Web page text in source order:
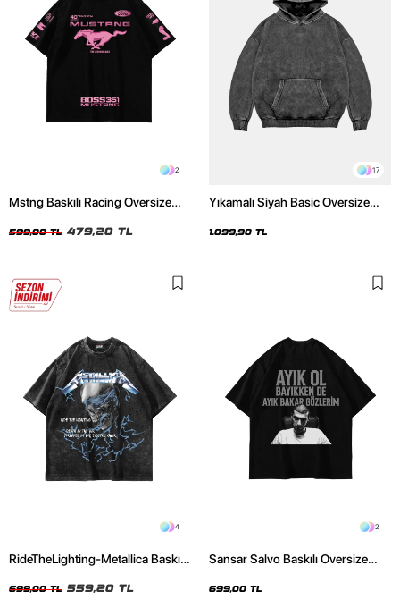
2
Mstng Baskılı Racing Oversize
599,00 TL 479,20 TL
17
Yıkamalı Siyah Basic Oversize
1.099,90 TL
4
RideTheLighting-Metallica Baskılı
Tshirt
699,00 TL 559,20 TL
2
Sansar Salvo Baskılı Oversize
699,00 TL